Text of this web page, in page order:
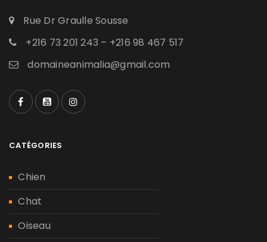
Rue Dr Graulle Sousse
+216 73 201 243 – +216 98 467 517
domaineanimalia@gmail.com
CATÉGORIES
Chien
Chat
Oiseau